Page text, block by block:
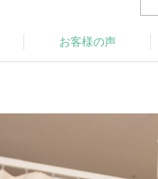
お客様の声